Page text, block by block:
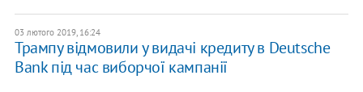
03 лютого 2019, 16:24
Трампу відмовили у видачі кредиту в Deutsche
Bank під час виборчої кампанії